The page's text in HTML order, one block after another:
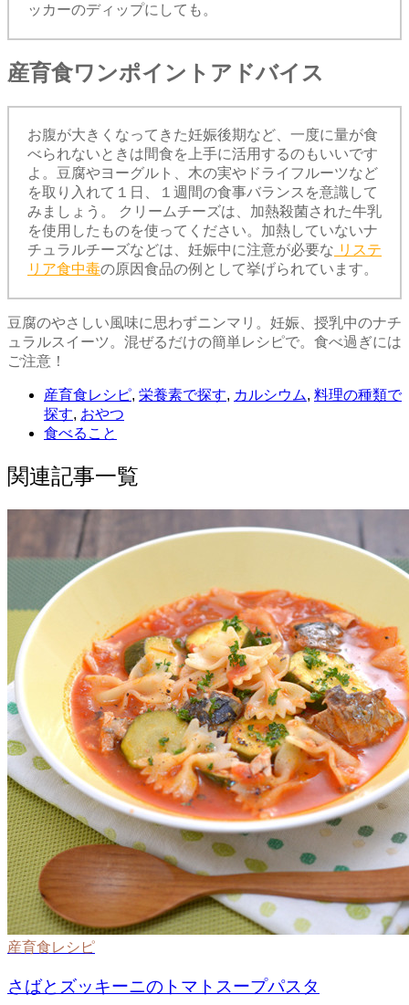
ッカーのディップにしても。
産育食ワンポイントアドバイス
お腹が大きくなってきた妊娠後期など、一度に量が食
べられないときは間食を上手に活用するのもいいです
よ。豆腐やヨーグルト、木の実やドライフルーツなど
を取り入れて１日、１週間の食事バランスを意識して
みましょう。 クリームチーズは、加熱殺菌された牛乳
を使用したものを使ってください。加熱していないナ
チュラルチーズなどは、妊娠中に注意が必要な リステ
リア食中毒の原因食品の例として挙げられています。
豆腐のやさしい風味に思わずニンマリ。妊娠、授乳中のナチ
ュラルスイーツ。混ぜるだけの簡単レシピで。食べ過ぎには
ご注意！
産育食レシピ, 栄養素で探す, カルシウム, 料理の種類で
探す, おやつ
食べること
関連記事一覧
産育食レシピ
さばとズッキーニのトマトスープパスタ